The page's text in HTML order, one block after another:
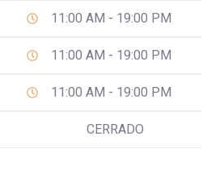
11:00 AM - 19:00 PM
11:00 AM - 19:00 PM
11:00 AM - 19:00 PM
CERRADO